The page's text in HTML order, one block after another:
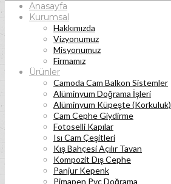
Anasayfa
Kurumsal
Hakkımızda
Vizyonumuz
Misyonumuz
Firmamız
Ürünler
Camoda Cam Balkon Sistemler
Alüminyum Doğrama İşleri
Alüminyum Küpeşte (Korkuluk)
Cam Cephe Giydirme
Fotoselli Kapılar
Isı Cam Çeşitleri
Kış Bahçesi Açılır Tavan
Kompozit Dış Cephe
Panjur Kepenk
Pimapen Pvc Doğrama